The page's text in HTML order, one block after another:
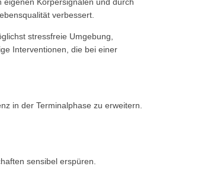
verbessert.
stressfreie Umgebung,
Interventionen, die bei einer
in der Terminalphase zu erweitern.
sensibel erspüren.